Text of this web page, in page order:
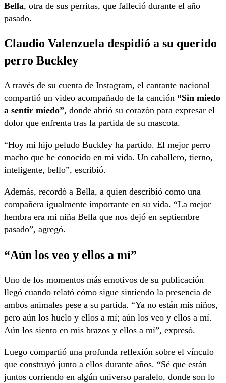
Bella, otra de sus perritas, que falleció durante el año
pasado.
Claudio Valenzuela despidió a su querido
perro Buckley
A través de su cuenta de Instagram, el cantante nacional
compartió un video acompañado de la canción “Sin miedo
a sentir miedo”, donde abrió su corazón para expresar el
dolor que enfrenta tras la partida de su mascota.
“Hoy mi hijo peludo Buckley ha partido. El mejor perro
macho que he conocido en mi vida. Un caballero, tierno,
inteligente, bello”, escribió.
Además, recordó a Bella, a quien describió como una
compañera igualmente importante en su vida. “La mejor
hembra era mi niña Bella que nos dejó en septiembre
pasado”, agregó.
“Aún los veo y ellos a mí”
Uno de los momentos más emotivos de su publicación
llegó cuando relató cómo sigue sintiendo la presencia de
ambos animales pese a su partida. “Ya no están mis niños,
pero aún los huelo y ellos a mí; aún los veo y ellos a mí.
Aún los siento en mis brazos y ellos a mí”, expresó.
Luego compartió una profunda reflexión sobre el vínculo
que construyó junto a ellos durante años. “Sé que están
juntos corriendo en algún universo paralelo, donde son lo